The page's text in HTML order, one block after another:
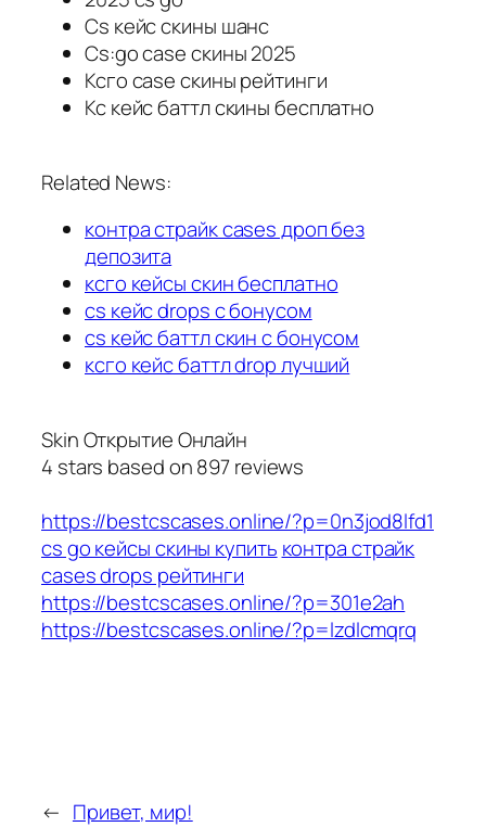
Cs кейс скины шанс
Cs:go case скины 2025
Ксго case скины рейтинги
Кс кейс баттл скины бесплатно
Related News:
контра страйк cases дроп без
депозита
ксго кейсы скин бесплатно
cs кейс drops с бонусом
cs кейс баттл скин с бонусом
ксго кейс баттл drop лучший
Skin Открытие Онлайн
4 stars based on897reviews
https://bestcscases.online/?p=0n3jod8lfd1
cs go кейсы скины купить контра страйк
cases drops рейтинги
https://bestcscases.online/?p=301e2ah
https://bestcscases.online/?p=lzdlcmqrq
← Привет, мир!